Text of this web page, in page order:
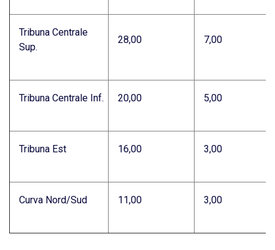
Tribuna Centrale
Sup.
28,00 7,00
Tribuna Centrale Inf. 20,00 5,00
Tribuna Est 16,00 3,00
Curva Nord/Sud 11,00 3,00